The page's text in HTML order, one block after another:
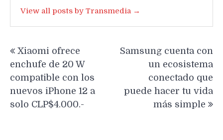
View all posts by Transmedia →
de
entradas
Xiaomi ofrece
enchufe de 20 W
compatible con los
nuevos iPhone 12 a
solo CLP$4.000.-
Samsung cuenta con
un ecosistema
conectado que
puede hacer tu vida
más simple